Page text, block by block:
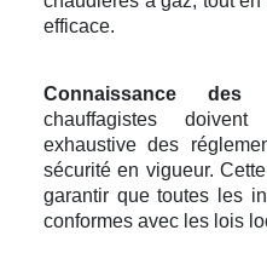
efficace.
Connaissance des
chauffagistes
exhaustive des
sécurité en vigueur.
garantir que toutes les
conformes avec les lois